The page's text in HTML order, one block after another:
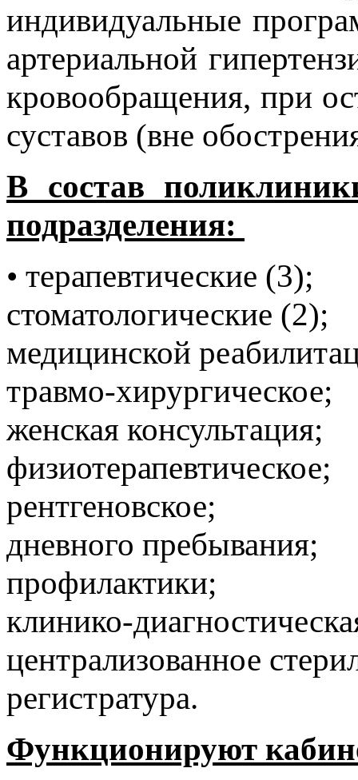
индивидуальные
артериальной
кровообращения, при
суставов (вне
В состав
подразделения:
• терапевтические (3);
стоматологические (2);
медицинской
травмо-хирургическое;
женская консультация;
физиотерапевтическое;
рентгеновское;
дневного пребывания;
профилактики;
клинико-
централизованное
регистратура.
Функционируют